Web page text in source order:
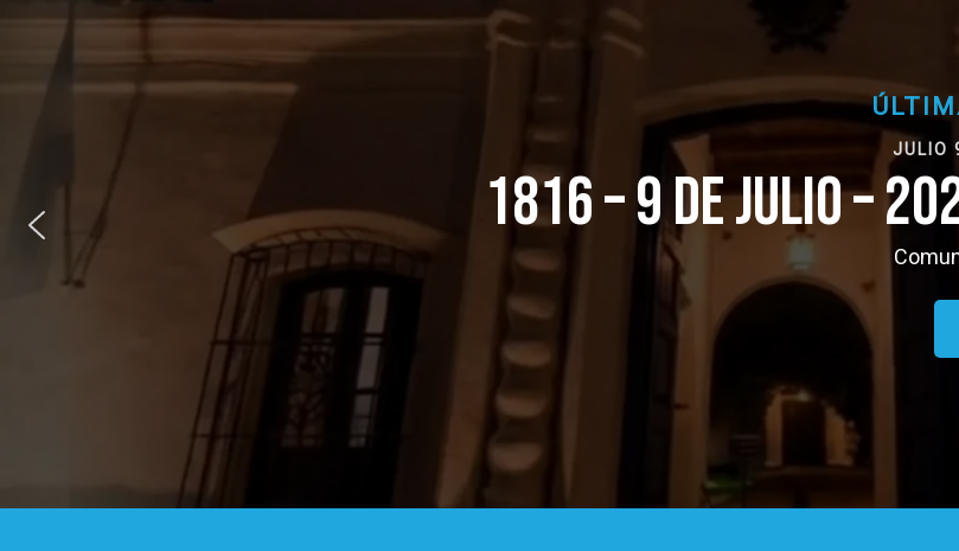
ÚLTIMAS NOTICIAS
JULIO 9, 2026, 1:16 PM
1816 – 9 DE JULIO – 2026 DÍA DE
Comunicado de Prensa